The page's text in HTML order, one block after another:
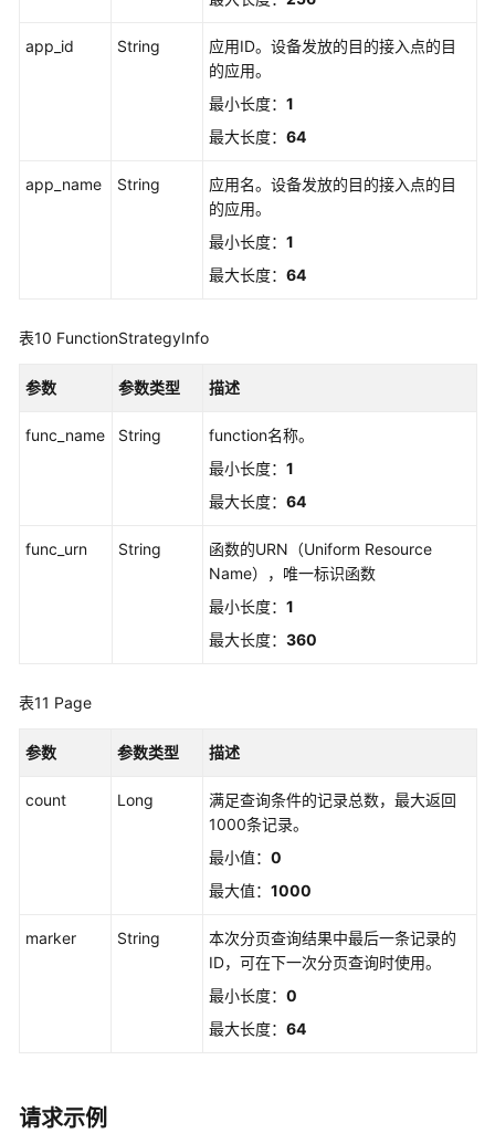
app_id String
应用ID。设备发放的目的接入点的目
的应用。
最小长度： 1
最大长度： 64
app_name String
应用名。设备发放的目的接入点的目
的应用。
最小长度： 1
最大长度： 64
表10 FunctionStrategyInfo
参数 参数类型 描述
func_name String
function名称。
最小长度： 1
最大长度： 64
func_urn String
函数的URN（Uniform Resource
Name），唯一标识函数
最小长度： 1
最大长度： 360
表11 Page
参数 参数类型 描述
count Long
满足查询条件的记录总数，最大返回
1000条记录。
最小值： 0
最大值： 1000
marker String
本次分页查询结果中最后一条记录的
ID，可在下一次分页查询时使用。
最小长度： 0
最大长度： 64
请求示例